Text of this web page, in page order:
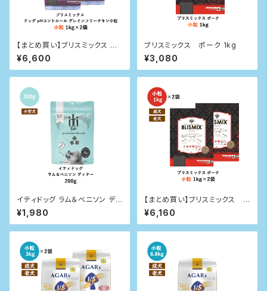
【まとめ買い】ブリスミックス ドッ
グ pHコントロール グレインフリ
ーチキン小粒（犬用） 1kg×2袋
¥6,600
ブリスミックス ポーク 1kg
¥3,080
イティドッグ ラム＆ベニソン ディ
ナー 200g
¥1,980
【まとめ買い】ブリスミックス
ポーク 1kg×2袋
¥6,160